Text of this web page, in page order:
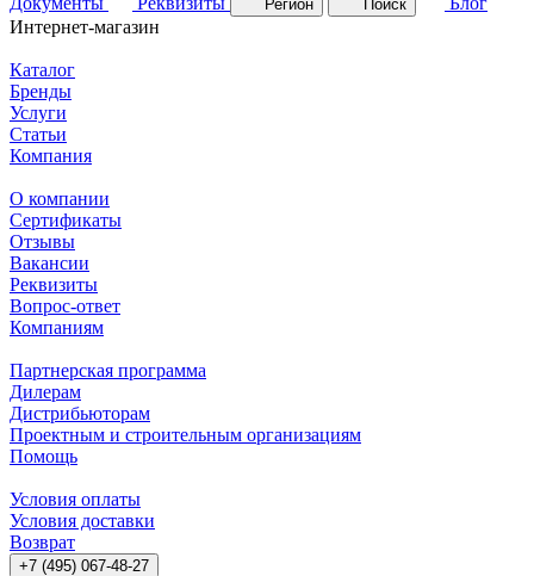
Регион Поиск
Интернет-магазин
Каталог
Бренды
Услуги
Статьи
Компания
О компании
Сертификаты
Отзывы
Вакансии
Реквизиты
Вопрос-ответ
Компаниям
Партнерская программа
Дилерам
Дистрибьюторам
Проектным и строительным организациям
Помощь
Условия оплаты
Условия доставки
Возврат
+7 (495) 067-48-27